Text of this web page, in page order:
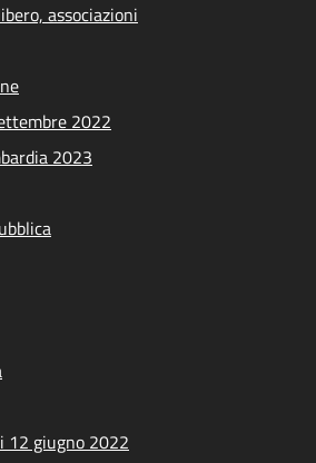
associazioni
2022
2023
12 giugno 2022